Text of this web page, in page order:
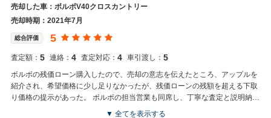
売却した車：ボルボV40クロスカントリー
売却時期：2021年7月
総合評価 5
査定額： 5 連絡： 4 査定対応： 4 車引渡し： 5
ボルボの残価ローン購入したので、売却の意志を伝えたところ、アップルを
紹介され、希望価格に少し足りなかったが、残価ローンの残額を超える下取
り価格の提示があった。 ボルボの担当営業も同席し、丁寧な査定と説明納得
のいく価格だったので、売却を決めた。
▼ 全てを表示する